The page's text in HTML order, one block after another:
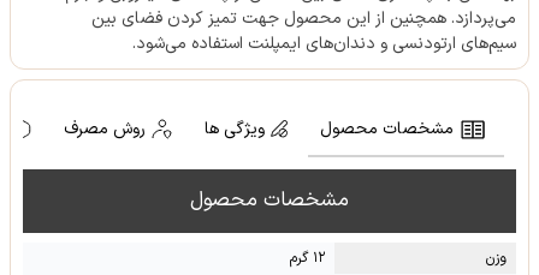
می‌پردازد. همچنین از این محصول جهت تمیز کردن فضای بین
سیم‌های ارتودنسی و دندان‌های ایمپلنت استفاده می‌شود.
مشخصات محصول ویژگی ها روش مصرف
مشخصات محصول
وزن
۱۲ گرم